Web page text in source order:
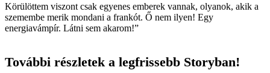
Körülöttem viszont csak egyenes emberek vannak, olyanok, akik a
szemembe merik mondani a frankót. Ő nem ilyen! Egy
energiavámpír. Látni sem akarom!”
További részletek a legfrissebb Storyban!